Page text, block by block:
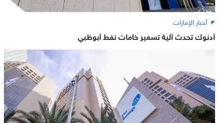
أخبار الإمارات
أدنوك تحدث آلية تسعير خامات نفط أبوظبي